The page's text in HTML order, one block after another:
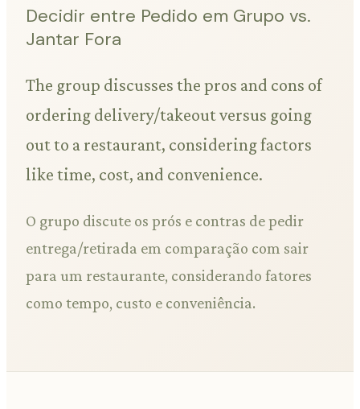
Decidir entre Pedido em Grupo vs.
Jantar Fora
The group discusses the pros and cons of
ordering delivery/takeout versus going
out to a restaurant, considering factors
like time, cost, and convenience.
O grupo discute os prós e contras de pedir
entrega/retirada em comparação com sair
para um restaurante, considerando fatores
como tempo, custo e conveniência.